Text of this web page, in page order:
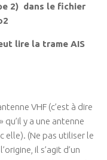
2) dans le fichier
lire la trame AIS
VHF (c’est à dire
y a une antenne
elle). (Ne pas utiliser le
il s’agit d’un